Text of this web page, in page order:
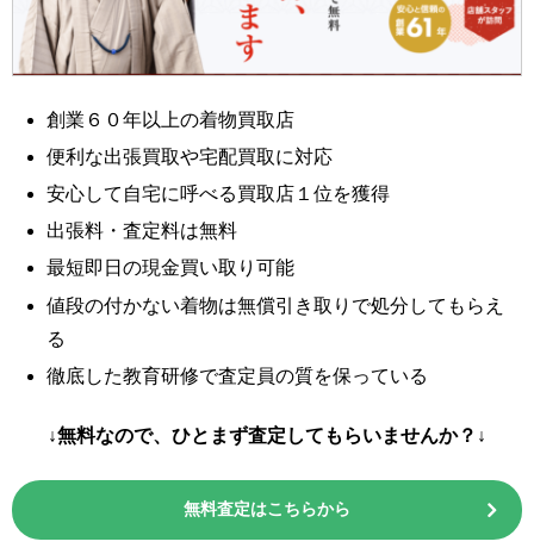
創業６０年以上の着物買取店
便利な出張買取や宅配買取に対応
安心して自宅に呼べる買取店１位を獲得
出張料・査定料は無料
最短即日の現金買い取り可能
値段の付かない着物は無償引き取りで処分してもらえ
る
徹底した教育研修で査定員の質を保っている
↓無料なので、ひとまず査定してもらいませんか？↓
無料査定はこちらから